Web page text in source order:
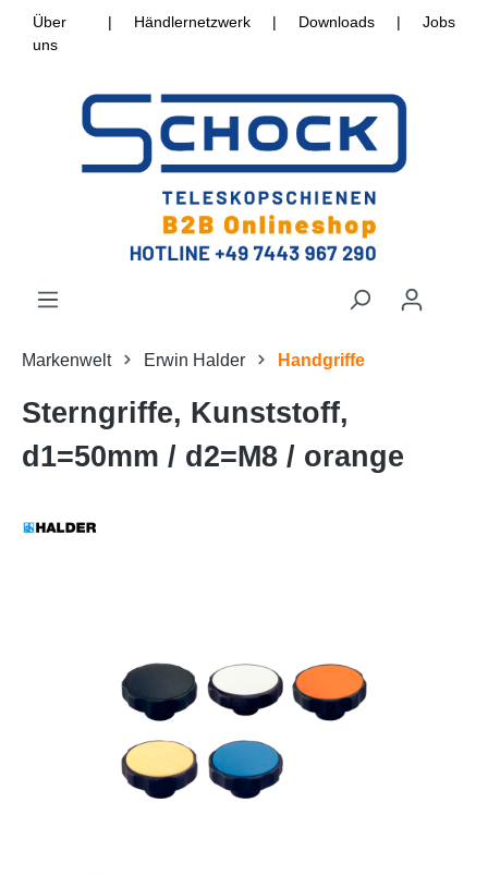
Über
uns
| Händlernetzwerk | Downloads | Jobs
Markenwelt Erwin Halder Handgriffe
Sterngriffe, Kunststoff,
d1=50mm / d2=M8 / orange